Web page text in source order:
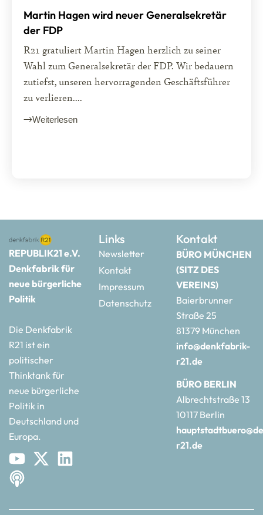
Martin Hagen wird neuer Generalsekretär
der FDP
R21 gratuliert Martin Hagen herzlich zu seiner
Wahl zum Generalsekretär der FDP. Wir bedauern
zutiefst, unseren hervorragenden Geschäftsführer
zu verlieren....
Weiterlesen
REPUBLIK21 e.V.
Denkfabrik für
neue bürgerliche
Politik
Die Denkfabrik
R21 ist ein
politischer
Thinktank für
neue bürgerliche
Politik in
Deutschland und
Europa.
Links
Newsletter
Kontakt
Impressum
Datenschutz
Kontakt
BÜRO MÜNCHEN
(SITZ DES
VEREINS)
Baierbrunner
Straße 25
81379 München
info@denkfabrik-
r21.de
BÜRO BERLIN
Albrechtstraße 13
10117 Berlin
r21.de